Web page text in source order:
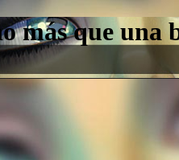
más que una